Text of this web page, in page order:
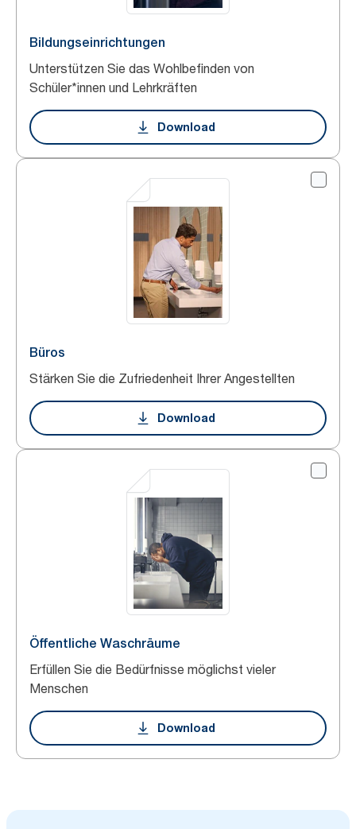
Bildungseinrichtungen
Unterstützen Sie das Wohlbefinden von
Schüler*innen und Lehrkräften
Download
Büros
Stärken Sie die Zufriedenheit Ihrer Angestellten
Download
Öffentliche Waschräume
Erfüllen Sie die Bedürfnisse möglichst vieler
Menschen
Download